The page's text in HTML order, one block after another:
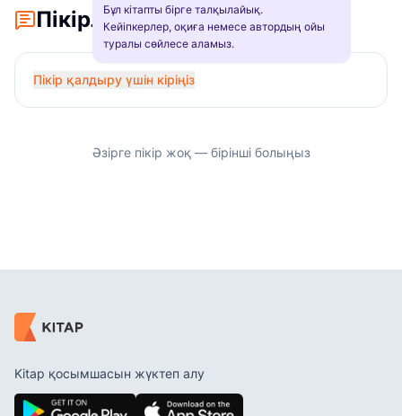
Бұл кітапты бірге талқылайық.
Кейіпкерлер, оқиға немесе автордың ойы
туралы сөйлесе аламыз.
Пікірлер
Пікір қалдыру үшін кіріңіз
Әзірге пікір жоқ — бірінші болыңыз
Kitap қосымшасын жүктеп алу